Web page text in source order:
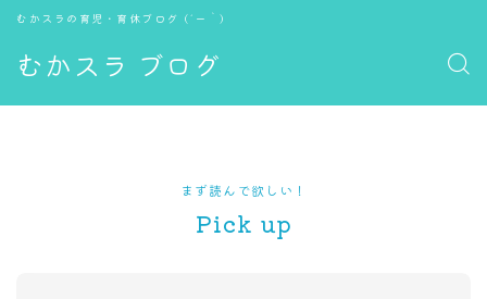
むかスラ ブログ
むかスラの育児・育休ブログ (´ー｀)
まず読んで欲しい！
Pick up